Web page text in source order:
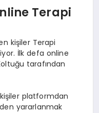
Terapi
kişiler Terapi
İlk defa online
tarafından
platformdan
yararlanmak